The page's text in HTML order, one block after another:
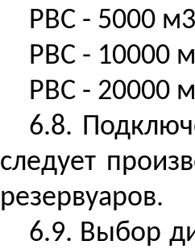
РВС - 5000
РВС - 10000
РВС - 20000
6.8.
следует
резервуаров.
6.9. Выбор